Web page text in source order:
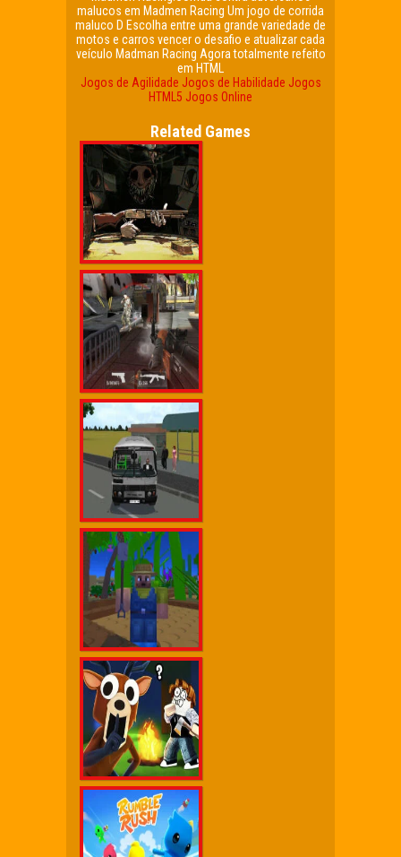
malucos em Madmen Racing Um jogo de corrida
maluco D Escolha entre uma grande variedade de
motos e carros vencer o desafio e atualizar cada
veículo Madman Racing Agora totalmente refeito
em HTML
Jogos de Agilidade Jogos de Habilidade Jogos
HTML5 Jogos Online
Related Games